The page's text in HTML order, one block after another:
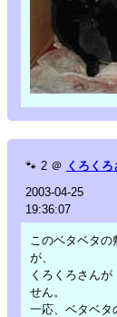
🐾 2 ＠ くろくろ
2003-04-25
19:36:07
このベタベタ
が、
くろくろさん
せん。
一応、ベタベタ